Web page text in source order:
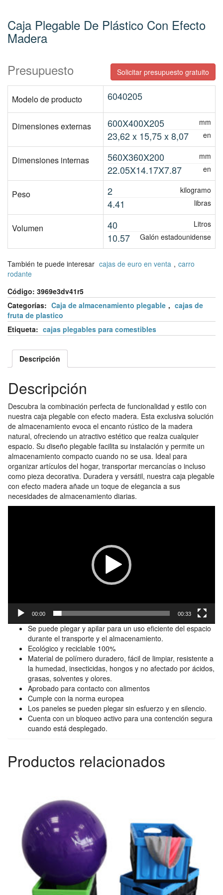
Caja Plegable De Plástico Con Efecto
Madera
Presupuesto
Solicitar presupuesto gratuito
Modelo de producto 6040205
Dimensiones externas 600X400X205 mm
23,62 x 15,75 x 8,07 en
Dimensiones internas 560X360X200 mm
22.05X14.17X7.87 en
Peso 2 kilogramo
4.41 libras
Volumen 40 Litros
10.57 Galón estadounidense
También te puede interesar cajas de euro en venta , carro
rodante
Código: 3969e3dv41r5
Categorías: Caja de almacenamiento plegable , cajas de
fruta de plastico
Etiqueta: cajas plegables para comestibles
Descripción
Descripción
Descubra la combinación perfecta de funcionalidad y estilo con
nuestra caja plegable con efecto madera. Esta exclusiva solución
de almacenamiento evoca el encanto rústico de la madera
natural, ofreciendo un atractivo estético que realza cualquier
espacio. Su diseño plegable facilita su instalación y permite un
almacenamiento compacto cuando no se usa. Ideal para
organizar artículos del hogar, transportar mercancías o incluso
como pieza decorativa. Duradera y versátil, nuestra caja plegable
con efecto madera añade un toque de elegancia a sus
necesidades de almacenamiento diarias.
00:00 00:33
Se puede plegar y apilar para un uso eficiente del espacio
durante el transporte y el almacenamiento.
Ecológico y reciclable 100%
Material de polímero duradero, fácil de limpiar, resistente a
la humedad, insecticidas, hongos y no afectado por ácidos,
grasas, solventes y olores.
Aprobado para contacto con alimentos
Cumple con la norma europea
Los paneles se pueden plegar sin esfuerzo y en silencio.
Cuenta con un bloqueo activo para una contención segura
cuando está desplegado.
Productos relacionados